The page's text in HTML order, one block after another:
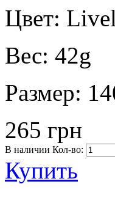
Цвет:
Вес: 42g
Размер:
265 грн
В наличии Кол-во:
Купить